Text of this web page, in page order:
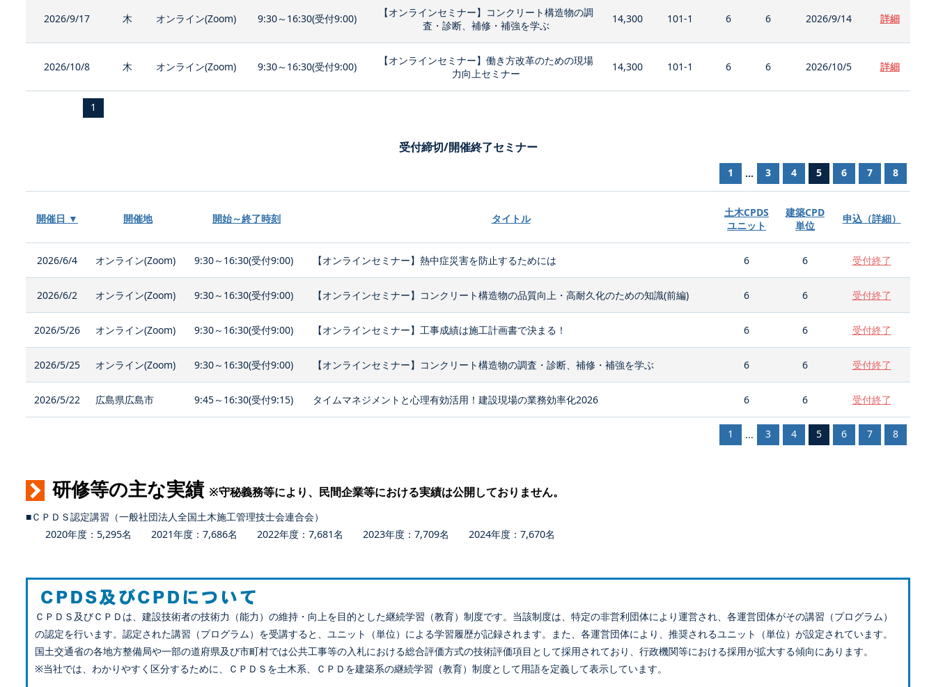
2026/9/17 木 オンライン(Zoom) 9:30～16:30(受付9:00)
【オンラインセミナー】コンクリート構造物の調
査・診断、補修・補強を学ぶ
14,300 101-1 6 6 2026/9/14 詳細
2026/10/8 木 オンライン(Zoom) 9:30～16:30(受付9:00)
【オンラインセミナー】働き方改革のための現場
力向上セミナー
14,300 101-1 6 6 2026/10/5 詳細
1
受付締切/開催終了セミナー
1 ... 3 4 5 6 7 8
開催日 ▼ 開催地 開始～終了時刻 タイトル
土木CPDS
ユニット
建築CPD
単位
申込（詳細）
2026/6/4 オンライン(Zoom) 9:30～16:30(受付9:00) 【オンラインセミナー】熱中症災害を防止するためには 6 6 受付終了
2026/6/2 オンライン(Zoom) 9:30～16:30(受付9:00) 【オンラインセミナー】コンクリート構造物の品質向上・高耐久化のための知識(前編) 6 6 受付終了
2026/5/26 オンライン(Zoom) 9:30～16:30(受付9:00) 【オンラインセミナー】工事成績は施工計画書で決まる！ 6 6 受付終了
2026/5/25 オンライン(Zoom) 9:30～16:30(受付9:00) 【オンラインセミナー】コンクリート構造物の調査・診断、補修・補強を学ぶ 6 6 受付終了
2026/5/22 広島県広島市 9:45～16:30(受付9:15) タイムマネジメントと心理有効活用！建設現場の業務効率化2026 6 6 受付終了
1 ... 3 4 5 6 7 8
研修等の主な実績 ※守秘義務等により、民間企業等における実績は公開しておりません。
■ＣＰＤＳ認定講習（一般社団法人全国土木施工管理技士会連合会）
2020年度：5,295名 2021年度：7,686名 2022年度：7,681名 2023年度：7,709名 2024年度：7,670名
ＣＰＤＳ及びＣＰＤは、建設技術者の技術力（能力）の維持・向上を目的とした継続学習（教育）制度です。当該制度は、特定の非営利団体により運営され、各運営団体がその講習（プログラム）
の認定を行います。認定された講習（プログラム）を受講すると、ユニット（単位）による学習履歴が記録されます。また、各運営団体により、推奨されるユニット（単位）が設定されています。
国土交通省の各地方整備局や一部の道府県及び市町村では公共工事等の入札における総合評価方式の技術評価項目として採用されており、行政機関等における採用が拡大する傾向にあります。
※当社では、わかりやすく区分するために、ＣＰＤＳを土木系、ＣＰＤを建築系の継続学習（教育）制度として用語を定義して表示しています。